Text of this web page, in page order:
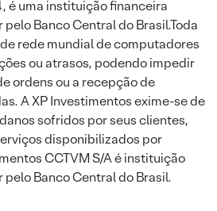
uma instituição financeira
Banco Central do Brasil.Toda
rede mundial de computadores
ou atrasos, podendo impedir
ordens ou a recepção de
A XP Investimentos exime-se de
sofridos por seus clientes,
disponibilizados por
CCTVM S/A é instituição
Banco Central do Brasil.